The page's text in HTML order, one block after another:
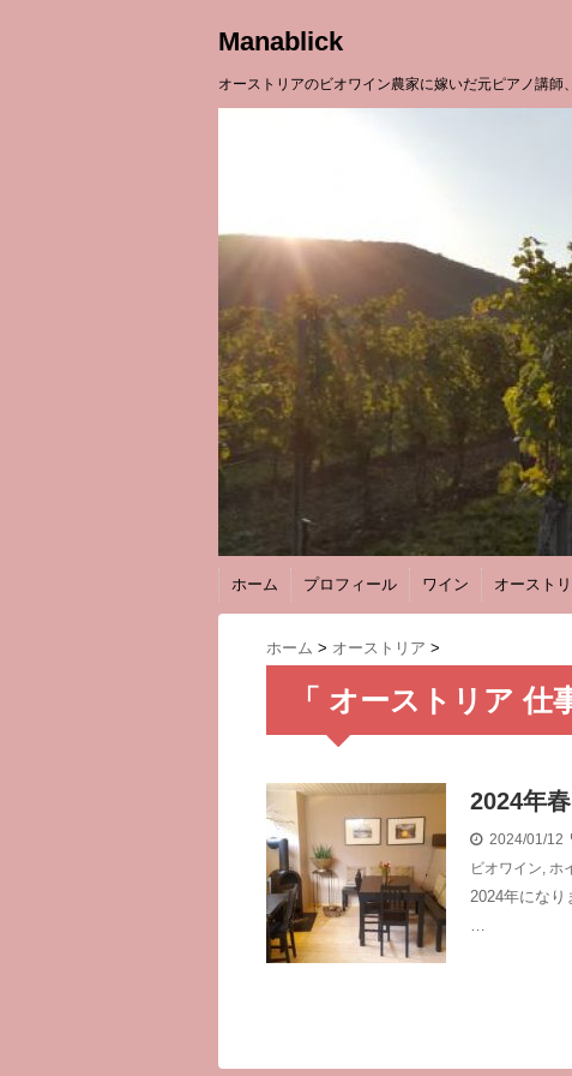
Manablick
オーストリアのビオワイン農家に嫁いだ元ピアノ講師
ホーム プロフィール ワイン オースト
ホーム > オーストリア >
「 オーストリア 仕
2024年
2024/01/12
ビオワイン, ホ
2024年にな
…